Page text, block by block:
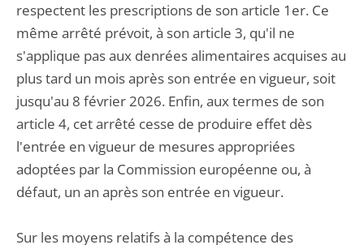
respectent les prescriptions de son article 1er. Ce
même arrêté prévoit, à son article 3, qu'il ne
s'applique pas aux denrées alimentaires acquises au
plus tard un mois après son entrée en vigueur, soit
jusqu'au 8 février 2026. Enfin, aux termes de son
article 4, cet arrêté cesse de produire effet dès
l'entrée en vigueur de mesures appropriées
adoptées par la Commission européenne ou, à
défaut, un an après son entrée en vigueur.
Sur les moyens relatifs à la compétence des